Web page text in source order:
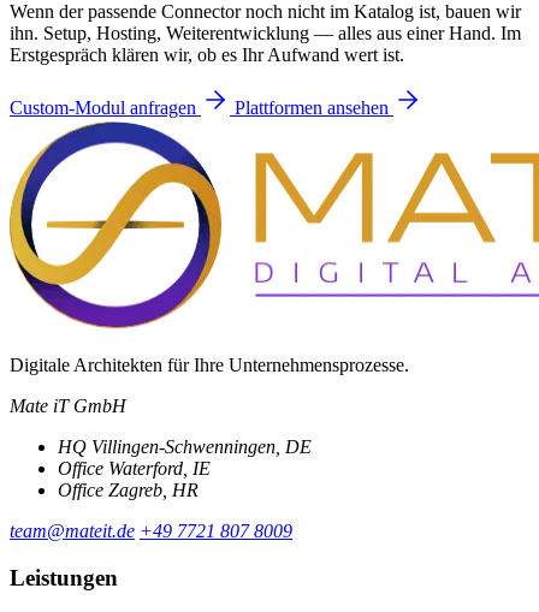
Wenn der passende Connector noch nicht im Katalog ist, bauen wir
ihn. Setup, Hosting, Weiterentwicklung — alles aus einer Hand. Im
Erstgespräch klären wir, ob es Ihr Aufwand wert ist.
Custom-Modul anfragen Plattformen ansehen
Digitale Architekten für Ihre Unternehmensprozesse.
Mate iT GmbH
HQ Villingen-Schwenningen, DE
Office Waterford, IE
Office Zagreb, HR
team@mateit.de +49 7721 807 8009
Leistungen